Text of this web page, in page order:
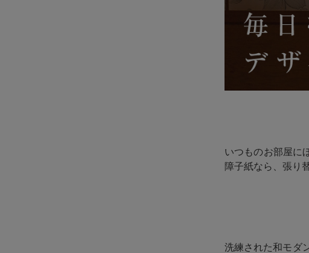
いつものお部屋に
障子紙なら、張り
洗練された和モダ